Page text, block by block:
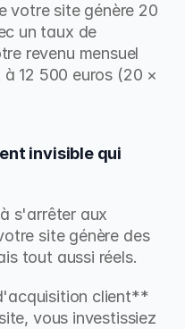
votre site génère 20
un taux de
revenu mensuel
12 500 euros (20 ×
invisible qui
s'arrêter aux
site génère des
tout aussi réels.
client**
vous investissiez